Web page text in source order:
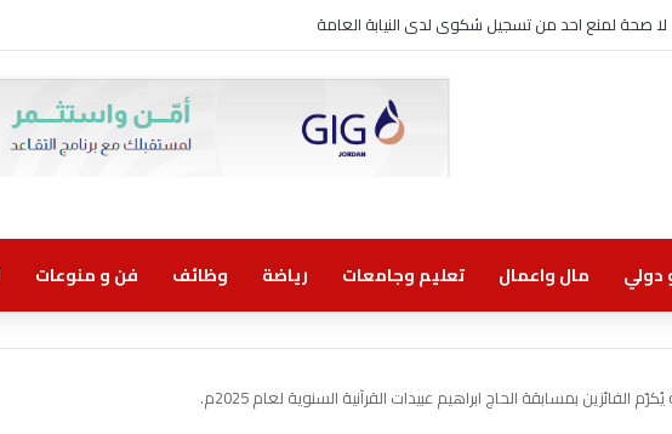
لا صحة لمنع احد من تسجيل شكوى لدى النيابة العامة
دولي مال واعمال تعليم وجامعات رياضة وظائف فن و منوعات
الفائزين بمسابقة الحاج ابراهيم عبيدات القرآنية السنوية لعام 2025م.